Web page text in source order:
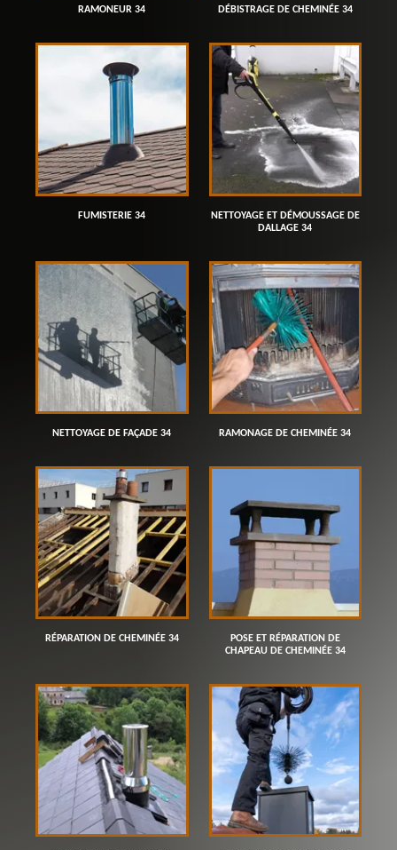
RAMONEUR 34 DÉBISTRAGE DE CHEMINÉE 34
FUMISTERIE 34
NETTOYAGE ET DÉMOUSSAGE DE
DALLAGE 34
NETTOYAGE DE FAÇADE 34 RAMONAGE DE CHEMINÉE 34
RÉPARATION DE CHEMINÉE 34
POSE ET RÉPARATION DE
CHAPEAU DE CHEMINÉE 34